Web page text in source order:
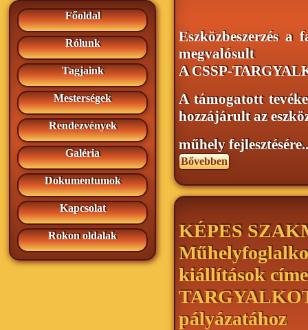
Főoldal
Rólunk
Tagjaink
Mesterségek
Rendezvények
Galéria
Dokumentumok
Kapcsolat
Rokon oldalak
Eszközbeszerzés a
megvalósult
A CSSP-
A támogatott
hozzájárult az
műhely
Bővebben
KÉPES
kiállítások
pályázatához